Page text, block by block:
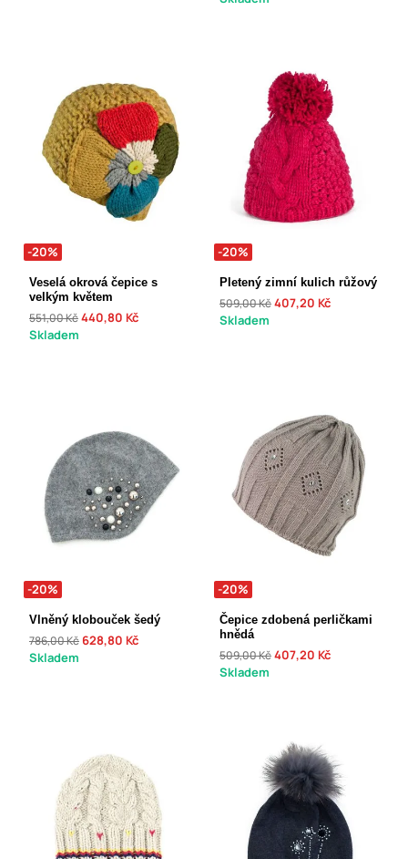
-20%
Veselá okrová čepice s
velkým květem
551,00 Kč440,80 Kč
Skladem
-20%
Pletený zimní kulich růžový
509,00 Kč407,20 Kč
Skladem
-20%
Vlněný klobouček šedý
786,00 Kč 628,80 Kč
Skladem
-20%
Čepice zdobená perličkami
hnědá
509,00 Kč407,20 Kč
Skladem